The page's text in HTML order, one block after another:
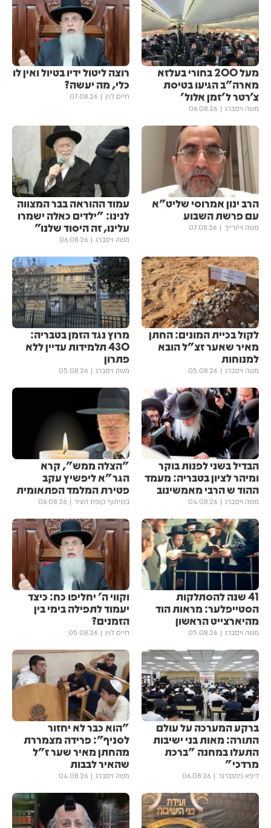
מעל 200 בחורי בעלזא
מארה"ב הגיעו בטיסת
צ'רטר ל'זמן אלול'
משה ויסברג 06.08.26
רוצה ליטול ידיו בטיול ואין לו
כלי, מה יעשה?
חיים לוין 07.08.26
הרב ינון אמרוסי שליט"א
עם פרשת השבוע
משה ויינרייך 07.08.26
עמוד ההוראה בבר המצווה
לנינו: "ילדים כאלה ישמרו
עלינו, זה היסוד שלנו"
משה ויסברג 06.08.26
לקול בכיית המונים: החתן
מאיר שאער זצ"ל הובא
למנוחות
משה ויסברג 05.08.26
מרוץ נגד הזמן בטבריה:
430 תלמידות עדיין ללא
פתרון
משה ויסברג 05.08.26
הבדיל בשני לפנות בוקר
ומיהר לציון בטבריה: מעמד
ההוד ש הרבי מאמשינוב
משה ויסברג 04.08.26
"הצלה ממש", קרא
הגר"א ליפשיץ עקב
פטירת המלמד הפתאומית
בשיתוף קופת העיר 06.08.26
41 שנה להסתלקות
הסטייפלער: מראות הוד
מהיארצייט הראשון
משה ויסברג 05.08.26
וקווי ה' יחליפו כח: כיצד
יעמוד לתפילה בימי בין
הזמנים?
חיים לוין 05.08.26
ברקע המערכה על עולם
התורה: מאות בני ישיבות
התעלו במחנה "ברכת
מרדכי"
ליפא גינסברגר 06.08.26
"הוא כבר לא יחזור
לסניף": פרידה מצמררת
מהחתן מאיר שער ז"ל
שהאיר לבבות
משה ויסברג 04.08.26